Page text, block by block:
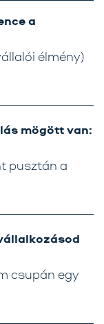
a
élmény)
mögött van:
pusztán a
csupán egy